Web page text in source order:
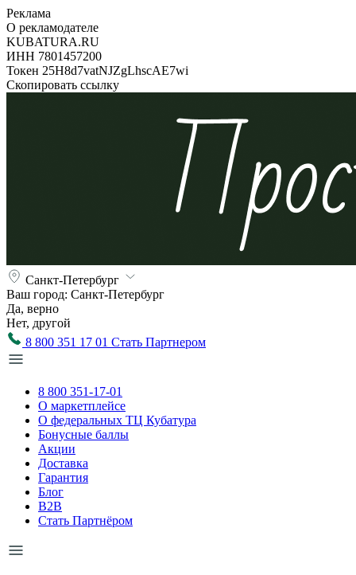
Реклама
О рекламодателе
KUBATURA.RU
ИНН 7801457200
Токен 25H8d7vatNJZgLhscAE7wi
Скопировать ссылку
Санкт-Петербург
Ваш город: Санкт-Петербург
Да, верно
Нет, другой
8 800 351 17 01 Стать Партнером
8 800 351-17-01
О маркетплейсе
О федеральных ТЦ Кубатура
Бонусные баллы
Акции
Доставка
Гарантия
Блог
B2B
Стать Партнёром